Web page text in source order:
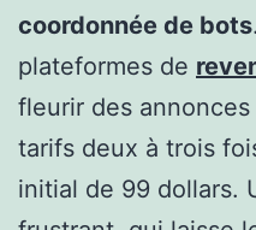
coordonnée de bots
plateformes de
fleurir des
tarifs deux à trois
initial de 99 dollars.